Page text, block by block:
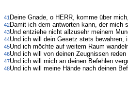
41 Deine Gnade, o HERR, komme über
42Damit ich dem antworten kann, der mich
43Und entziehe nicht allzusehr meinem
44Und ich will dein Gesetz stets bewahren,
45Und ich möchte auf weitem Raum
46Und ich will von deinen Zeugnissen
47Und ich will mich an deinen Befehlen
48Und ich will meine Hände nach deinen